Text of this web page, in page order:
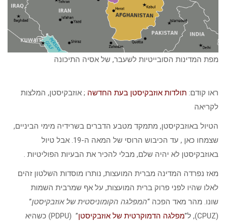
מפת המדינות הסובייטיות לשעבר, של אסיה התיכונה
ראו קודם: תולדות אוזבקיסטן בעת החדשה ; אוזבקיסטן, המלצות
לקריאה
הטיול באוזבקיסטן, מתמקד מטבע הדברים בשרידיה מימי הביניים,
שצמחו כאן , עד הכיבוש הרוסי של המאה ה-19. אבל טיול
באוזבקיסטן לא יהיה שלם, מבלי להכיר את הבעיות הפוליטיות .
מאז נפרדה המדינה מברית המועצות, נותרו מוסדות השלטון זהים
לאלו שהיו לפני פרוק ברית המועצות, על אף שמרבית השמות
שונו. מהר מאד הפכה “המפלגה הקומוניסטית של אוזבקיסטן”
(CPUZ), ל”
מפלגה הדמוקרטית של אוזבקיסטן
” (PDPU) כשהיא